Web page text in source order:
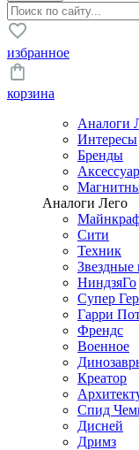
избранное
корзина
Аналоги
Интересы
Бренды
Аналоги Лего
Сити
Техник
НиндзяГо
Супер
Гарри
Френдс
Военное
Креатор
Спид
Дисней
Дримз